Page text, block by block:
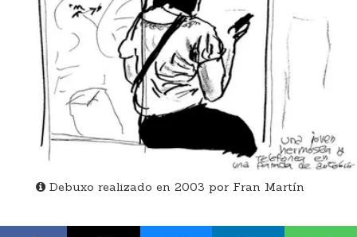
Debuxo realizado en 2003 por Fran Martín